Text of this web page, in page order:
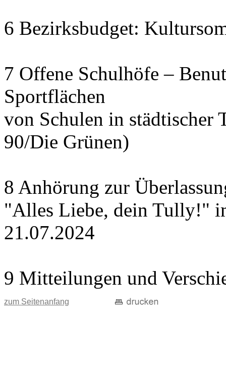
6 Bezirksbudget:
7 Offene Schulhöfe –
Sportflächen
von Schulen in städtischer
90/Die Grünen)
8 Anhörung zur
"Alles Liebe, dein Tully!"
21.07.2024
9 Mitteilungen und
zum Seitenanfang